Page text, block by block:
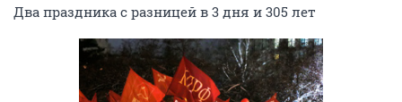
Два праздника с разницей в 3 дня и 305 лет